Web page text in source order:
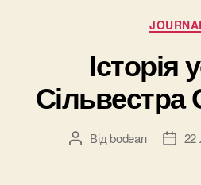
Історія
Сільвестра
Автор
Відbodean
Дата
22